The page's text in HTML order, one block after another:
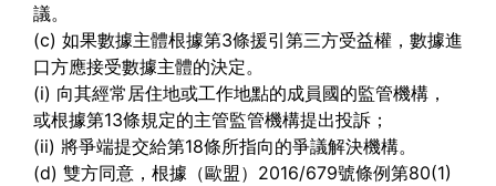
議。
(c) 如果數據主體根據第3條援引第三方受益權，數據進
口方應接受數據主體的決定。
(i) 向其經常居住地或工作地點的成員國的監管機構，
或根據第13條規定的主管監管機構提出投訴；
(ii) 將爭端提交給第18條所指向的爭議解決機構。
(d) 雙方同意，根據（歐盟）2016/679號條例第80(1)